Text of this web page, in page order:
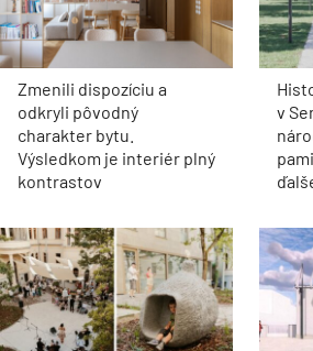
Zmenili dispozíciu a
odkryli pôvodný
charakter bytu.
Výsledkom je interiér plný
kontrastov
v